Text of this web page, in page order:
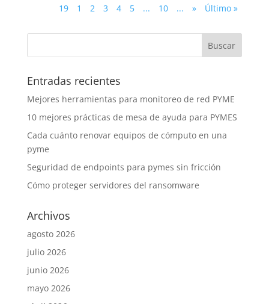
19
1 2 3 4 5 ... 10 ... » Último »
Entradas recientes
Mejores herramientas para monitoreo de red PYME
10 mejores prácticas de mesa de ayuda para PYMES
Cada cuánto renovar equipos de cómputo en una
pyme
Seguridad de endpoints para pymes sin fricción
Cómo proteger servidores del ransomware
Archivos
agosto 2026
julio 2026
junio 2026
mayo 2026